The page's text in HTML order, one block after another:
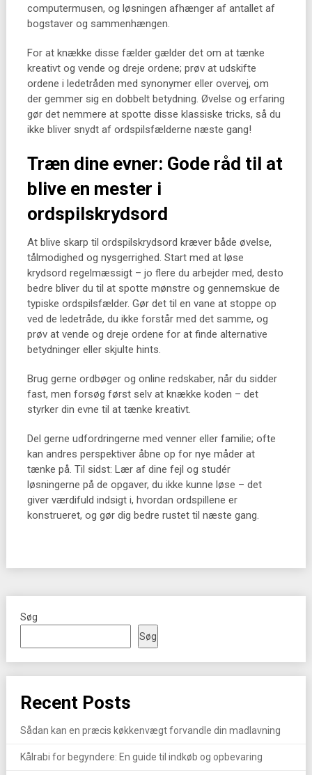
computermusen, og løsningen afhænger af antallet af
bogstaver og sammenhængen.
For at knække disse fælder gælder det om at tænke
kreativt og vende og dreje ordene; prøv at udskifte
ordene i ledetråden med synonymer eller overvej, om
der gemmer sig en dobbelt betydning. Øvelse og erfaring
gør det nemmere at spotte disse klassiske tricks, så du
ikke bliver snydt af ordspilsfælderne næste gang!
Træn dine evner: Gode råd til at
blive en mester i
ordspilskrydsord
At blive skarp til ordspilskrydsord kræver både øvelse,
tålmodighed og nysgerrighed. Start med at løse
krydsord regelmæssigt – jo flere du arbejder med, desto
bedre bliver du til at spotte mønstre og gennemskue de
typiske ordspilsfælder. Gør det til en vane at stoppe op
ved de ledetråde, du ikke forstår med det samme, og
prøv at vende og dreje ordene for at finde alternative
betydninger eller skjulte hints.
Brug gerne ordbøger og online redskaber, når du sidder
fast, men forsøg først selv at knække koden – det
styrker din evne til at tænke kreativt.
Del gerne udfordringerne med venner eller familie; ofte
kan andres perspektiver åbne op for nye måder at
tænke på. Til sidst: Lær af dine fejl og studér
løsningerne på de opgaver, du ikke kunne løse – det
giver værdifuld indsigt i, hvordan ordspillene er
konstrueret, og gør dig bedre rustet til næste gang.
Søg
Søg
Recent Posts
Sådan kan en præcis køkkenvægt forvandle din madlavning
Kålrabi for begyndere: En guide til indkøb og opbevaring